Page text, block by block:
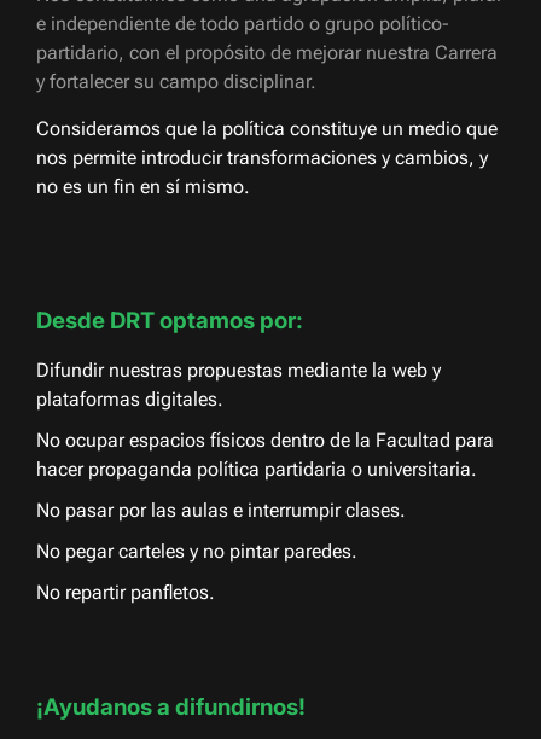
e independiente de todo partido o grupo político-
partidario, con el propósito de mejorar nuestra Carrera
y fortalecer su campo disciplinar.
Consideramos que la política constituye un medio que
nos permite introducir transformaciones y cambios, y
no es un fin en sí mismo.
Desde DRT optamos por:
Difundir nuestras propuestas mediante la web y
plataformas digitales.
No ocupar espacios físicos dentro de la Facultad para
hacer propaganda política partidaria o universitaria.
No pasar por las aulas e interrumpir clases.
No pegar carteles y no pintar paredes.
No repartir panfletos.
¡Ayudanos a difundirnos!